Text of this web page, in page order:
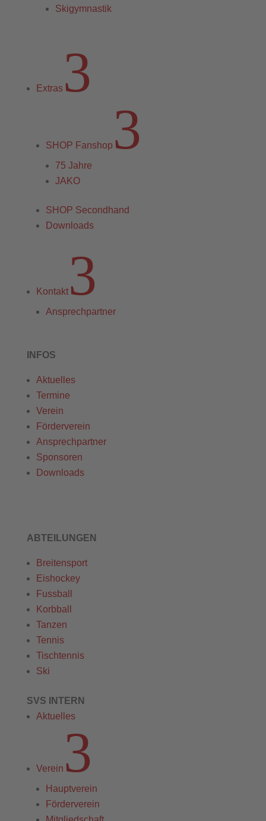
Skigymnastik
Extras3
SHOP Fanshop 3
75 Jahre
JAKO
SHOP Secondhand
Downloads
Kontakt3
Ansprechpartner
INFOS
Aktuelles
Termine
Verein
Förderverein
Ansprechpartner
Sponsoren
Downloads
ABTEILUNGEN
Breitensport
Eishockey
Fussball
Korbball
Tanzen
Tennis
Tischtennis
Ski
SVS INTERN
Aktuelles
Verein 3
Hauptverein
Förderverein